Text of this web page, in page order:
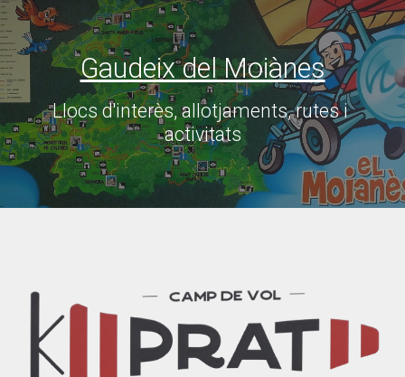
Gaudeix del Moiànes
Llocs d'interès, allotjaments, rutes i
activitats